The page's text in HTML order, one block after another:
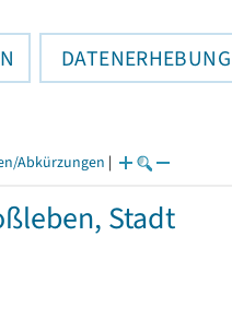
DATENERHEBUNG
Abkürzungen |
Stadt